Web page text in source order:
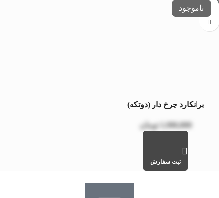
عدم موجودی
برانکارد چرخ دار (دوتکه)
1,900,000 تومان
ثبت سفارش